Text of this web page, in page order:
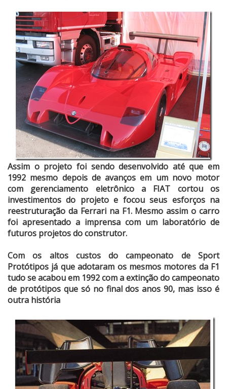
Assim o projeto foi sendo desenvolvido até que em
1992 mesmo depois de avanços em um novo motor
com gerenciamento eletrônico a FIAT cortou os
investimentos do projeto e focou seus esforços na
reestruturação da Ferrari na F1. Mesmo assim o carro
foi apresentado a imprensa com um laboratório de
futuros projetos do construtor.
Com os altos custos do campeonato de Sport
Protótipos já que adotaram os mesmos motores da F1
tudo se acabou em 1992 com a extinção do campeonato
de protótipos que só no final dos anos 90, mas isso é
outra história